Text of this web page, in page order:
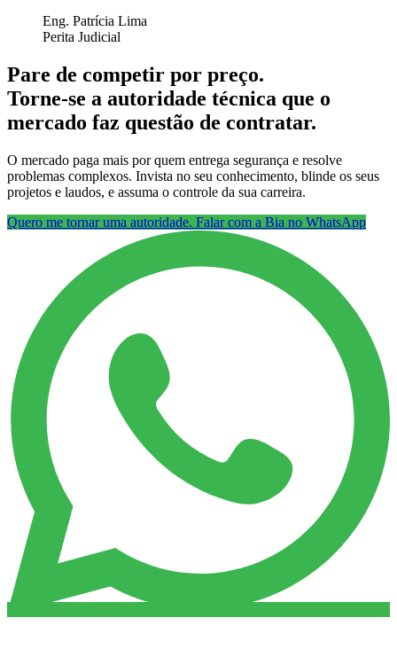
Eng. Patrícia Lima
Perita Judicial
Pare de competir por preço.
Torne-se a autoridade técnica que o
mercado faz questão de contratar.
O mercado paga mais por quem entrega segurança e resolve
problemas complexos. Invista no seu conhecimento, blinde os seus
projetos e laudos, e assuma o controle da sua carreira.
Quero me tornar uma autoridade. Falar com a Bia no WhatsApp